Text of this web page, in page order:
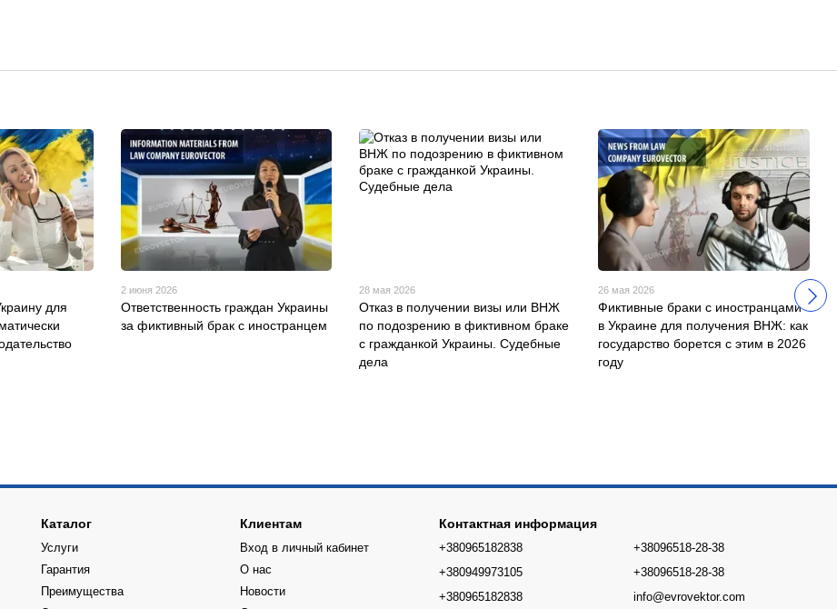
для
2 июня 2026
Ответственность граждан Украины
за фиктивный брак с иностранцем
28 мая 2026
Отказ в получении визы или ВНЖ
по подозрению в фиктивном браке
с гражданкой Украины. Судебные
дела
26 мая 2026
Фиктивные браки с иностранцами
в Украине для получения ВНЖ: как
государство борется с этим в 2026
году
Каталог
Услуги
Гарантия
Преимущества
Клиентам
Вход в личный кабинет
О нас
Новости
Контактная информация
+380965182838
+380949973105
+380965182838
+38096518-28-38
+38096518-28-38
info@evrovektor.com